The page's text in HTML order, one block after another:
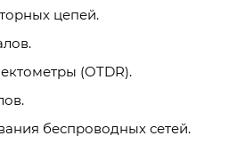
цепей.
(OTDR).
беспроводных сетей.